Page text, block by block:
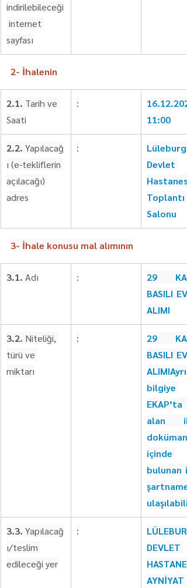
indirilebileceği
internet
sayfası
2- İhalenin
2.1. Tarih ve
Saati
:
11:00
2.2. Yapılacağ
ı (e-tekliflerin
açılacağı)
adres
:
Devlet
Hastanesi
Toplantı
Salonu
3- İhale konusu mal alımının
3.1. Adı :
29
BASILI
ALIMI
3.2. Niteliği,
türü ve
miktarı
:
29
BASILI
bilgiye
EKAP’ta
alan
dokümanı
içinde
bulunan
3.3. Yapılacağ
ı/teslim
edileceği yer
:
DEVLET
AYNİYAT